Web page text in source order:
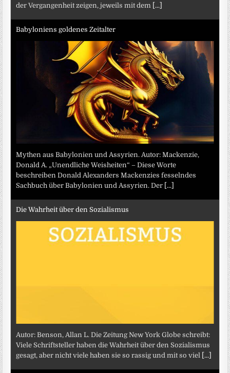
der Vergangenheit zeigen, jeweils mit dem [...]
Babyloniens goldenes Zeitalter
Mythen aus Babylonien und Assyrien. Autor: Mackenzie,
Donald A. „Unendliche Weisheiten“ – Diese Worte
beschreiben Donald Alexanders Mackenzies fesselndes
Sachbuch über Babylonien und Assyrien. Der [...]
Die Wahrheit über den Sozialismus
Autor: Benson, Allan L. Die Zeitung New York Globe schreibt:
Viele Schriftsteller haben die Wahrheit über den Sozialismus
gesagt, aber nicht viele haben sie so rassig und mit so viel [...]